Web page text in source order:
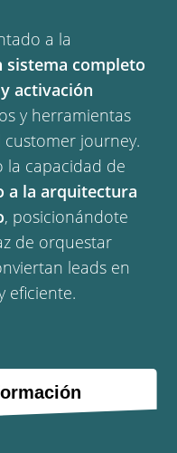
a la
sistema completo
activación
y herramientas
journey.
la capacidad de
a la arquitectura
, posicionándote
de orquestar
leads en
eficiente.